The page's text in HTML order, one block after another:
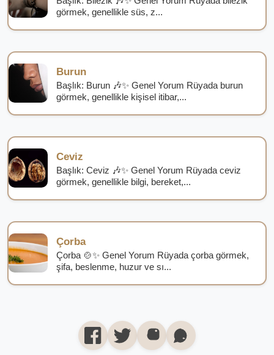
görmek, genellikle süs, z...
Burun
Başlık: Burun 🎶✨ Genel Yorum Rüyada burun
görmek, genellikle kişisel itibar,...
Ceviz
Başlık: Ceviz 🎶✨ Genel Yorum Rüyada ceviz
görmek, genellikle bilgi, bereket,...
Çorba
Çorba 🍲✨ Genel Yorum Rüyada çorba görmek,
şifa, beslenme, huzur ve sı...